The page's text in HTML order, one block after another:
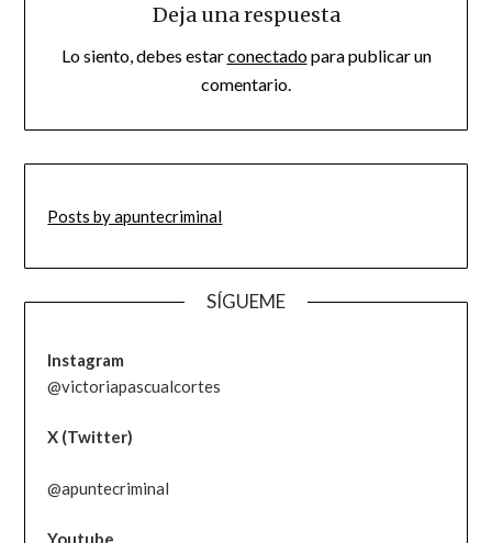
Deja una respuesta
Lo siento, debes estarconectadopara publicar un
comentario.
Posts by apuntecriminal
SÍGUEME
Instagram
@victoriapascualcortes
X (Twitter)
@apuntecriminal